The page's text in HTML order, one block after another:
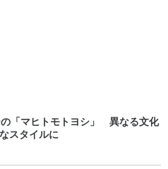
「マヒトモトヨシ」 異なる文化
スタイルに